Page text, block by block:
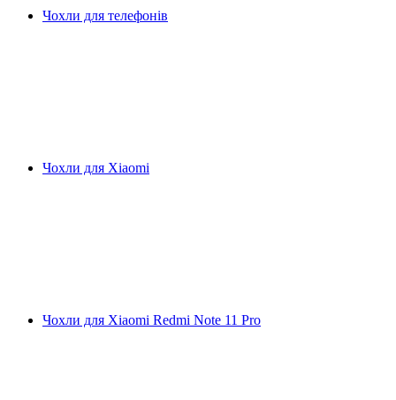
Чохли для телефонів
Чохли для Xiaomi
Чохли для Xiaomi Redmi Note 11 Pro